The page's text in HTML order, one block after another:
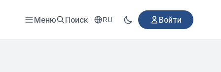
Меню Поиск RU Войти